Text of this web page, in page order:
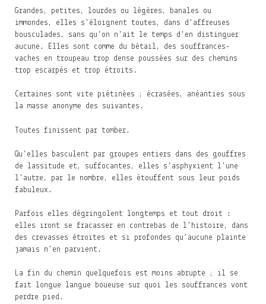
Grandes, petites, lourdes ou légères, banales ou
immondes, elles s'éloignent toutes, dans d'affreuses
bousculades, sans qu'on n'ait le temps d'en distinguer
aucune. Elles sont comme du bétail, des souffrances-
vaches en troupeau trop dense poussées sur des chemins
trop escarpés et trop étroits.
Certaines sont vite piétinées ; écrasées, anéanties sous
la masse anonyme des suivantes.
Toutes finissent par tomber.
Qu'elles basculent par groupes entiers dans des gouffres
de lassitude et, suffocantes, elles s'asphyxient l'une
l'autre, par le nombre, elles étouffent sous leur poids
fabuleux.
Parfois elles dégringolent longtemps et tout droit :
elles iront se fracasser en contrebas de l'histoire, dans
des crevasses étroites et si profondes qu'aucune plainte
jamais n'en parvient.
La fin du chemin quelquefois est moins abrupte ; il se
fait longue langue boueuse sur quoi les souffrances vont
perdre pied.